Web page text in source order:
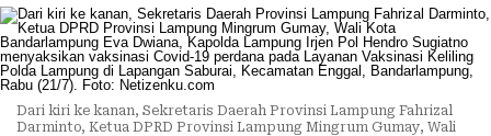
Dari kiri ke kanan, Sekretaris Daerah Provinsi Lampung Fahrizal
Darminto, Ketua DPRD Provinsi Lampung Mingrum Gumay, Wali